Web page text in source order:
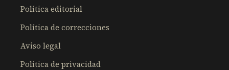
Política editorial
Política de correcciones
Aviso legal
Política de privacidad